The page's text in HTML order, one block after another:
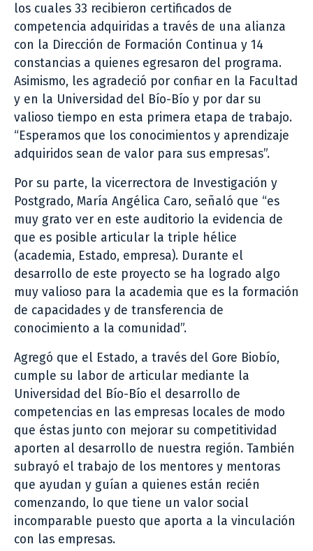
los cuales 33 recibieron certificados de
competencia adquiridas a través de una alianza
con la Dirección de Formación Continua y 14
constancias a quienes egresaron del programa.
Asimismo, les agradeció por confiar en la Facultad
y en la Universidad del Bío-Bío y por dar su
valioso tiempo en esta primera etapa de trabajo.
“Esperamos que los conocimientos y aprendizaje
adquiridos sean de valor para sus empresas”.
Por su parte, la vicerrectora de Investigación y
Postgrado, María Angélica Caro, señaló que “es
muy grato ver en este auditorio la evidencia de
que es posible articular la triple hélice
(academia, Estado, empresa). Durante el
desarrollo de este proyecto se ha logrado algo
muy valioso para la academia que es la formación
de capacidades y de transferencia de
conocimiento a la comunidad”.
Agregó que el Estado, a través del Gore Biobío,
cumple su labor de articular mediante la
Universidad del Bío-Bío el desarrollo de
competencias en las empresas locales de modo
que éstas junto con mejorar su competitividad
aporten al desarrollo de nuestra región. También
subrayó el trabajo de los mentores y mentoras
que ayudan y guían a quienes están recién
comenzando, lo que tiene un valor social
incomparable puesto que aporta a la vinculación
con las empresas.